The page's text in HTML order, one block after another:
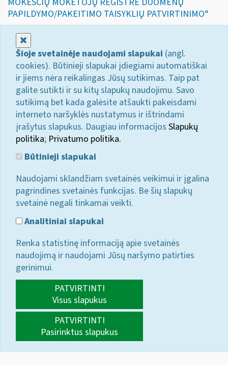
PAPILDYMO/PAKEITIMO TAISYKLIŲ PATVIRTINIMO“
Šioje svetainėje naudojami slapukai (angl.
cookies). Būtinieji slapukai įdiegiami automatiškai
ir jiems nėra reikalingas Jūsų sutikimas. Taip pat
galite sutikti ir su kitų slapukų naudojimu. Savo
sutikimą bet kada galėsite atšaukti pakeisdami
interneto naršyklės nustatymus ir ištrindami
įrašytus slapukus. Daugiau informacijos Slapukų
politika; Privatumo politika.
Būtinieji slapukai
Naudojami sklandžiam svetainės veikimui ir įgalina
pagrindines svetainės funkcijas. Be šių slapukų
svetainė negali tinkamai veikti.
Analitiniai slapukai
Renka statistinę informaciją apie svetainės
naudojimą ir naudojami Jūsų naršymo patirties
gerinimui.
PATVIRTINTI
Visus slapukus
PATVIRTINTI
Pasirinktus slapukus